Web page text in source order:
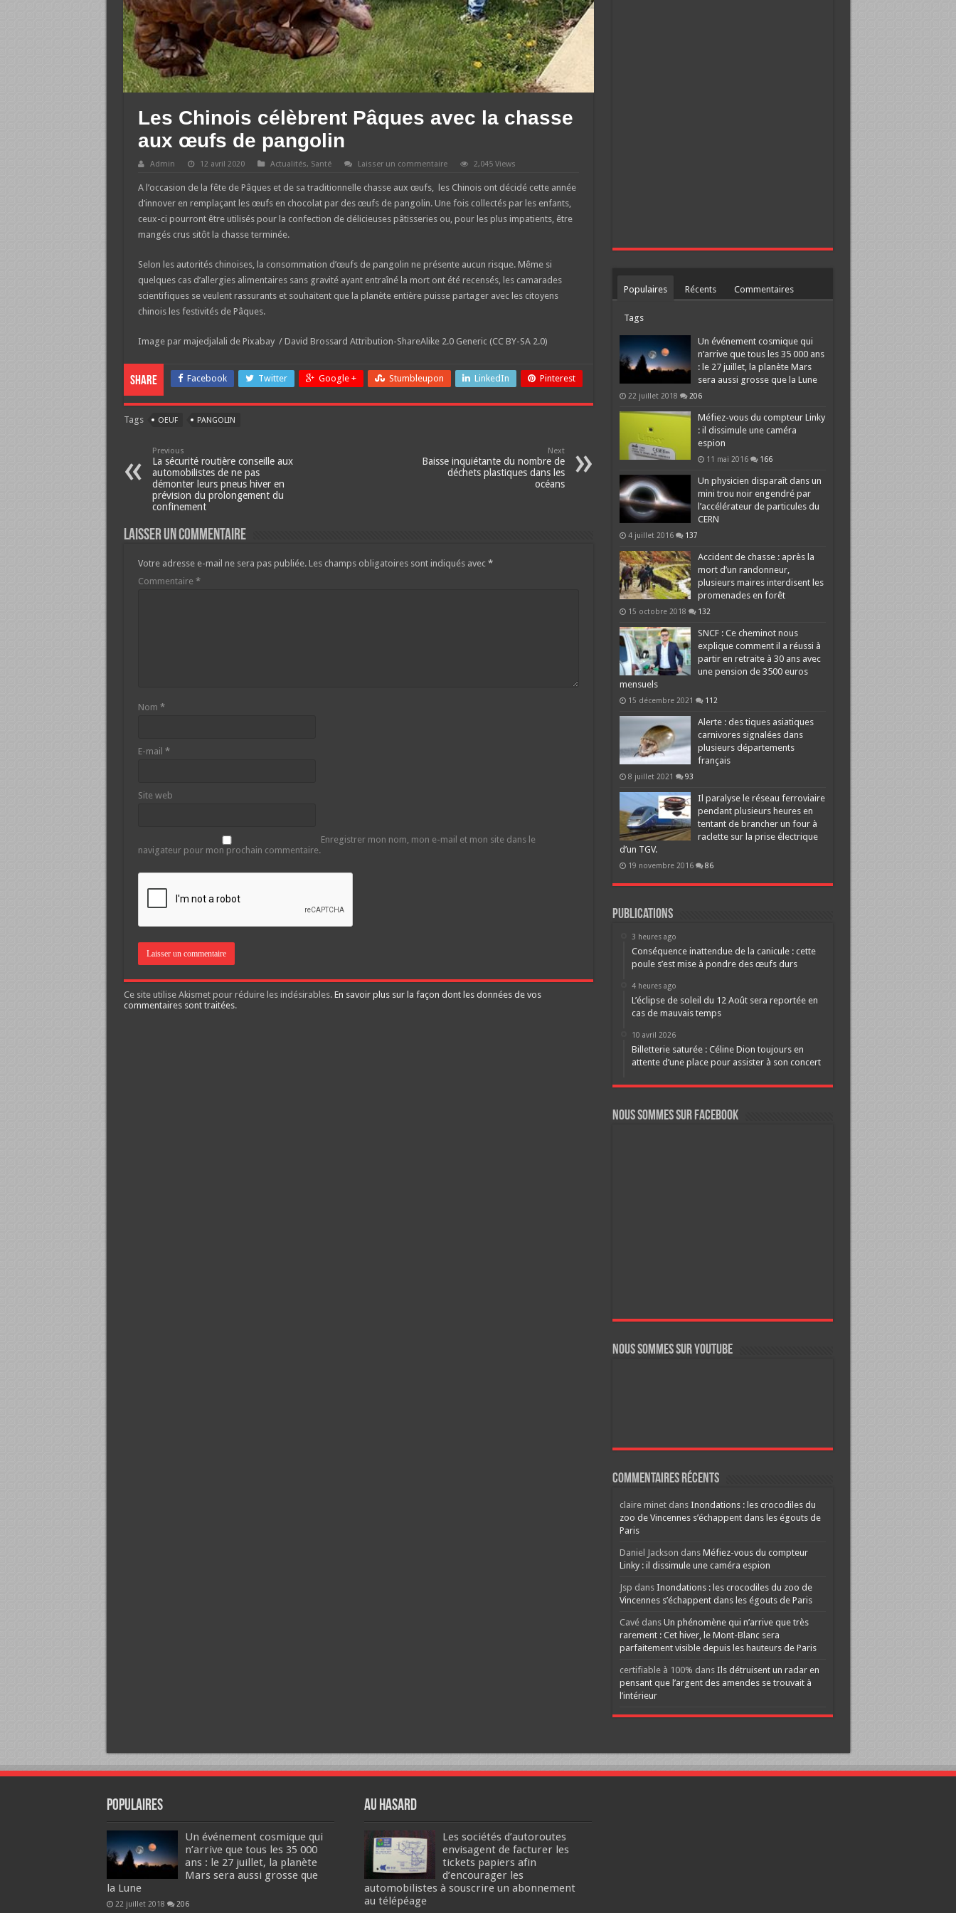
Les Chinois célèbrent Pâques avec la chasse
aux œufs de pangolin
Admin 12 avril 2020 Actualités, Santé Laisser un commentaire 2,045 Views
A l’occasion de la fête de Pâques et de sa traditionnelle chasse aux œufs, les Chinois ont décidé cette année
d’innover en remplaçant les œufs en chocolat par des œufs de pangolin. Une fois collectés par les enfants,
ceux-ci pourront être utilisés pour la confection de délicieuses pâtisseries ou, pour les plus impatients, être
mangés crus sitôt la chasse terminée.
Selon les autorités chinoises, la consommation d’œufs de pangolin ne présente aucun risque. Même si
quelques cas d’allergies alimentaires sans gravité ayant entraîné la mort ont été recensés, les camarades
scientifiques se veulent rassurants et souhaitent que la planète entière puisse partager avec les citoyens
chinois les festivités de Pâques.
Image par majedjalali de Pixabay / David Brossard Attribution-ShareAlike 2.0 Generic (CC BY-SA 2.0)
Share Facebook Twitter Google + Stumbleupon LinkedIn Pinterest
Tags OEUF PANGOLIN
Previous
La sécurité routière conseille aux
automobilistes de ne pas
démonter leurs pneus hiver en
prévision du prolongement du
confinement
Next
Baisse inquiétante du nombre de
déchets plastiques dans les
océans
Laisser un commentaire
Votre adresse e-mail ne sera pas publiée. Les champs obligatoires sont indiqués avec *
Commentaire *
Nom *
E-mail *
Site web
Enregistrer mon nom, mon e-mail et mon site dans le
navigateur pour mon prochain commentaire.
Ce site utilise Akismet pour réduire les indésirables. En savoir plus sur la façon dont les données de vos
commentaires sont traitées.
Populaires Récents Commentaires
Tags
Un événement cosmique qui
n’arrive que tous les 35 000 ans
: le 27 juillet, la planète Mars
sera aussi grosse que la Lune
22 juillet 2018 206
Méfiez-vous du compteur Linky
: il dissimule une caméra
espion
11 mai 2016 166
Un physicien disparaît dans un
mini trou noir engendré par
l’accélérateur de particules du
CERN
4 juillet 2016 137
Accident de chasse : après la
mort d’un randonneur,
plusieurs maires interdisent les
promenades en forêt
15 octobre 2018 132
SNCF : Ce cheminot nous
explique comment il a réussi à
partir en retraite à 30 ans avec
une pension de 3500 euros
mensuels
15 décembre 2021 112
Alerte : des tiques asiatiques
carnivores signalées dans
plusieurs départements
français
8 juillet 2021 93
Il paralyse le réseau ferroviaire
pendant plusieurs heures en
tentant de brancher un four à
raclette sur la prise électrique
d’un TGV.
19 novembre 2016 86
Publications
3 heures ago
Conséquence inattendue de la canicule : cette
poule s’est mise à pondre des œufs durs
4 heures ago
L’éclipse de soleil du 12 Août sera reportée en
cas de mauvais temps
10 avril 2026
Billetterie saturée : Céline Dion toujours en
attente d’une place pour assister à son concert
Nous sommes sur FaceBook
Nous sommes sur YouTube
Commentaires récents
claire minetdans Inondations : les crocodiles du
zoo de Vincennes s’échappent dans les égouts de
Paris
Daniel Jackson dans Méfiez-vous du compteur
Linky : il dissimule une caméra espion
Jsp dans Inondations : les crocodiles du zoo de
Vincennes s’échappent dans les égouts de Paris
Cavédans Un phénomène qui n’arrive que très
rarement : Cet hiver, le Mont-Blanc sera
parfaitement visible depuis les hauteurs de Paris
certifiable à 100% dans Ils détruisent un radar en
pensant que l’argent des amendes se trouvait à
l’intérieur
Populaires
Un événement cosmique qui
n’arrive que tous les 35 000
ans : le 27 juillet, la planète
Mars sera aussi grosse que
la Lune
22 juillet 2018 206
Au hasard
Les sociétés d’autoroutes
envisagent de facturer les
tickets papiers afin
d’encourager les
automobilistes à souscrire un abonnement
au télépéage